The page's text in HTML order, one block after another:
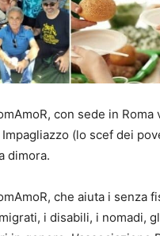
con sede in Roma
(lo scef dei
dimora.
che aiuta i senza
i disabili, i nomadi,